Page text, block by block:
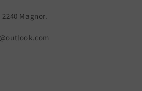
Magnor.